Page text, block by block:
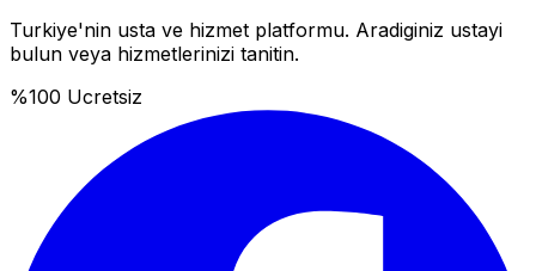
Turkiye'nin usta ve hizmet platformu. Aradiginiz ustayi
bulun veya hizmetlerinizi tanitin.
%100 Ucretsiz